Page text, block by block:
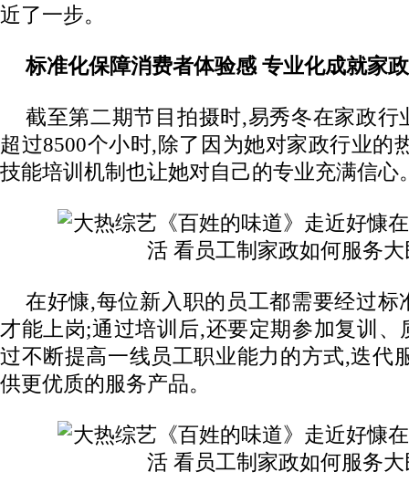
近了一步。
标准化保障消费者体验感 专业化成就家
截至第二期节目拍摄时,易秀冬在家政行
超过8500个小时,除了因为她对家政行业的
技能培训机制也让她对自己的专业充满信心
在好慷,每位新入职的员工都需要经过标
才能上岗;通过培训后,还要定期参加复训、
过不断提高一线员工职业能力的方式,迭代
供更优质的服务产品。